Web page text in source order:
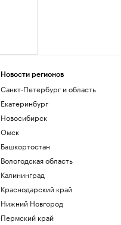
Новости регионов
Санкт-Петербург и область
Екатеринбург
Новосибирск
Омск
Башкортостан
Вологодская область
Калининград
Краснодарский край
Нижний Новгород
Пермский край